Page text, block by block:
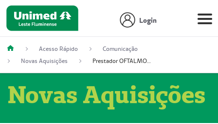
Login
Acesso Rápido
Comunicação
Novas Aquisições
Prestador OFTALMOCLÍNICA SÃO GONÇALO (55004164-2)
Novas Aquisições